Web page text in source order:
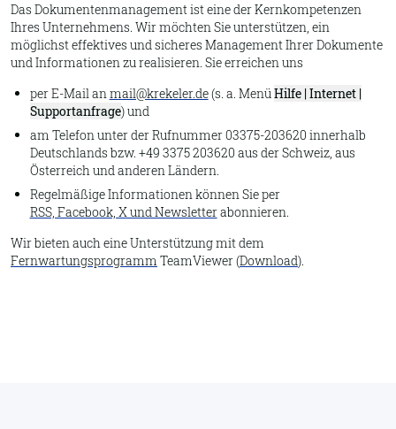
Das Dokumentenmanagement ist eine der Kernkompetenzen
Ihres Unternehmens. Wir möchten Sie unterstützen, ein
möglichst effektives und sicheres Management Ihrer Dokumente
und Informationen zu realisieren. Sie erreichen uns
per E-Mail an mail@krekeler.de(s. a. Menü Hilfe | Internet |
Supportanfrage) und
am Telefon unter der Rufnummer 03375-203620 innerhalb
Deutschlands bzw. +49 3375 203620 aus der Schweiz, aus
Österreich und anderen Ländern.
Regelmäßige Informationen können Sie per
RSS, Facebook, X und Newsletterabonnieren.
Wir bieten auch eine Unterstützung mit dem
Fernwartungsprogramm TeamViewer (Download).